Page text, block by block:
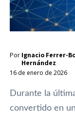
Enlaces útiles
Registro /
Contacto
Registro / Entrar
Contacto
Por Ignacio Ferrer-
Hernández
16 de enero de 2026
Durante la
convertido en